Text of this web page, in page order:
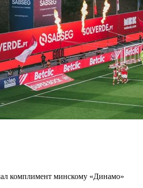
комплимент минскому «Динамо»